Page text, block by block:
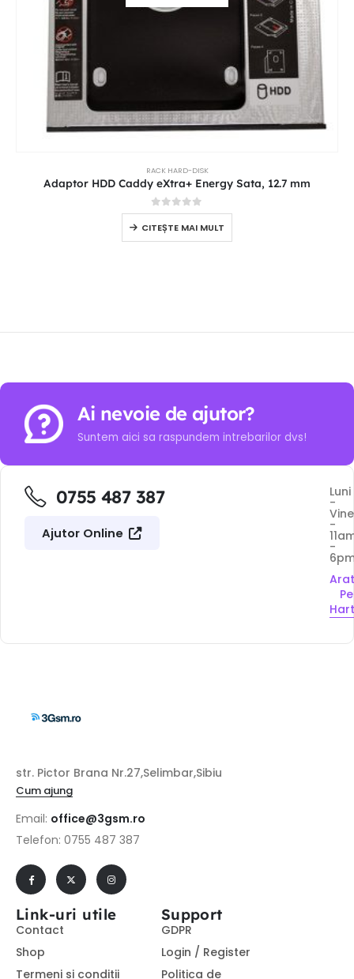
RACK HARD-DISK
Adaptor HDD Caddy eXtra+ Energy Sata, 12.7 mm
0out of 5
CITEȘTE MAI MULT
Ai nevoie de ajutor?
Suntem aici sa raspundem intrebarilor dvs!
0755 487 387
Ajutor Online
Luni
-
-
-
Pe
str. Pictor Brana Nr.27,Selimbar,Sibiu
Cum ajung
Email: office@3gsm.ro
Telefon: 0755 487 387
Link-uri utile
Contact
Shop
Termeni si conditii
Support
GDPR
Login / Register
Politica de